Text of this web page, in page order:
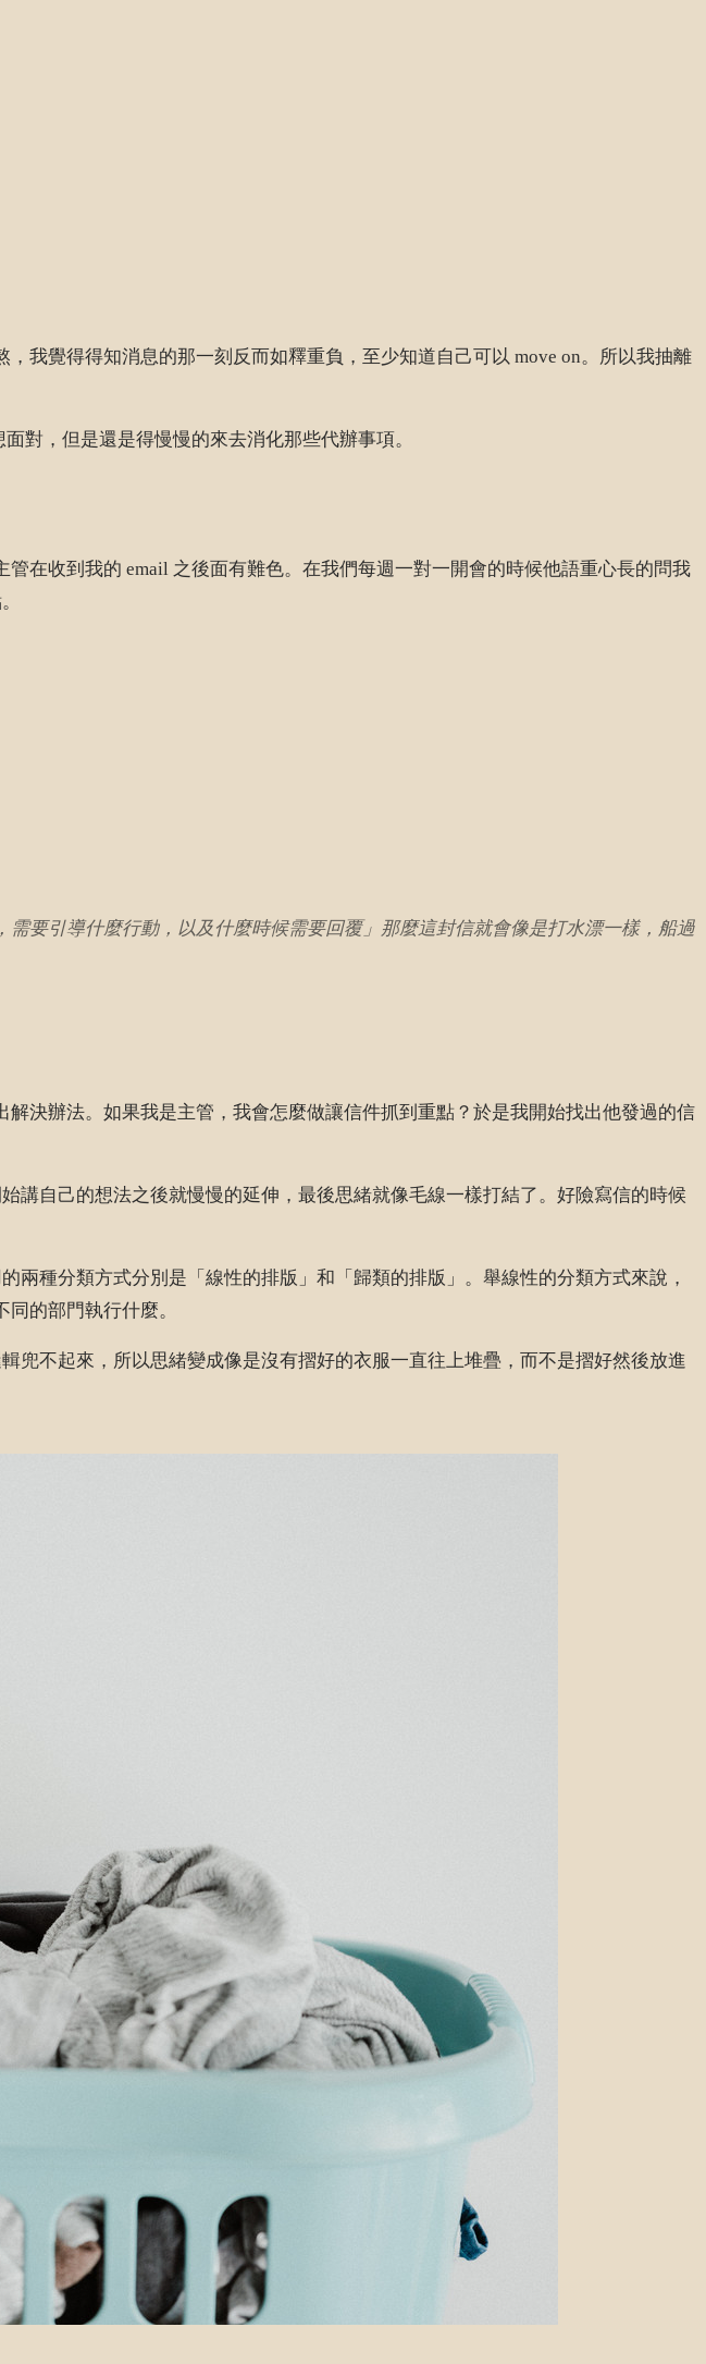
我覺得得知消息的那一刻反而如釋重負，至少知道自己可以 move on。所以我抽離
對，但是還是得慢慢的來去消化那些代辦事項。
在收到我的 email 之後面有難色。在我們每週一對一開會的時候他語重心長的問我
要引導什麼行動，以及什麼時候需要回覆」那麼這封信就會像是打水漂一樣，船過
決辦法。如果我是主管，我會怎麼做讓信件抓到重點？於是我開始找出他發過的信
講自己的想法之後就慢慢的延伸，最後思緒就像毛線一樣打結了。好險寫信的時候
兩種分類方式分別是「線性的排版」和「歸類的排版」。舉線性的分類方式來說，
的部門執行什麼。
兜不起來，所以思緒變成像是沒有摺好的衣服一直往上堆疊，而不是摺好然後放進